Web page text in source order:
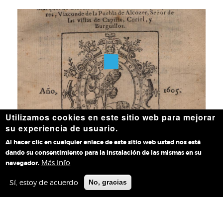
Ortelius,
1573.
de
las
Indias
Orientales
Quijote,
de
Cervantes,
1605.
Portada
Quijote, de Cervantes, 1605. Portada
Utilizamos cookies en este sitio web para mejorar
su experiencia de usuario.
Al hacer clic en cualquier enlace de este sitio web usted nos está
dando su consentimiento para la instalación de las mismas en su
navegador. Más info
Sí, estoy de acuerdo No, gracias